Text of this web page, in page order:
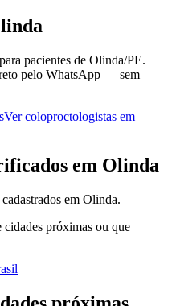
pacientes de Olinda/PE.
pelo WhatsApp — sem
Vercoloproctologistas em
em Olinda
cadastrados em Olinda.
cidades próximas ou que